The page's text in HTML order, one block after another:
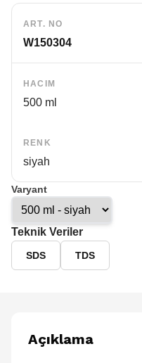
ART. NO
W150304
HACIM
500 ml
RENK
siyah
Varyant
Teknik Veriler
SDS TDS
Açıklama